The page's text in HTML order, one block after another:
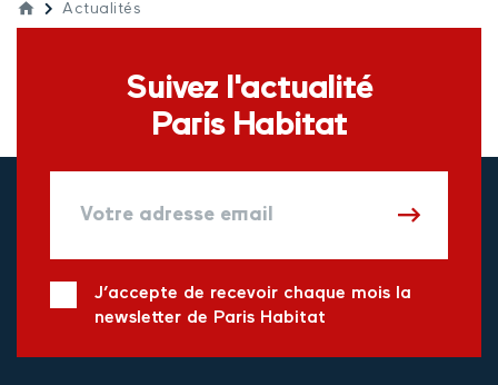
Actualités
Suivez l'actualité
Paris Habitat
J’accepte de recevoir chaque mois la
newsletter de Paris Habitat